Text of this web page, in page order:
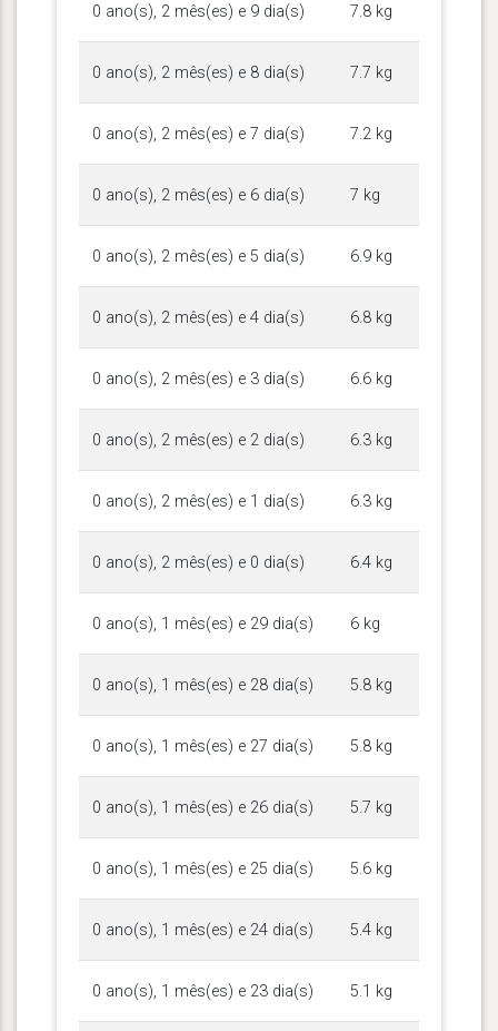
0 ano(s), 2 mês(es) e 9 dia(s) 7.8 kg
0 ano(s), 2 mês(es) e 8 dia(s) 7.7 kg
0 ano(s), 2 mês(es) e 7 dia(s) 7.2 kg
0 ano(s), 2 mês(es) e 6 dia(s) 7 kg
0 ano(s), 2 mês(es) e 5 dia(s) 6.9 kg
0 ano(s), 2 mês(es) e 4 dia(s) 6.8 kg
0 ano(s), 2 mês(es) e 3 dia(s) 6.6 kg
0 ano(s), 2 mês(es) e 2 dia(s) 6.3 kg
0 ano(s), 2 mês(es) e 1 dia(s) 6.3 kg
0 ano(s), 2 mês(es) e 0 dia(s) 6.4 kg
0 ano(s), 1 mês(es) e 29 dia(s) 6 kg
0 ano(s), 1 mês(es) e 28 dia(s) 5.8 kg
0 ano(s), 1 mês(es) e 27 dia(s) 5.8 kg
0 ano(s), 1 mês(es) e 26 dia(s) 5.7 kg
0 ano(s), 1 mês(es) e 25 dia(s) 5.6 kg
0 ano(s), 1 mês(es) e 24 dia(s) 5.4 kg
0 ano(s), 1 mês(es) e 23 dia(s) 5.1 kg